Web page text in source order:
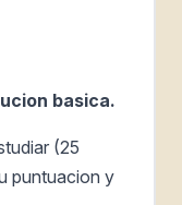
basica.
(25
puntuacion y